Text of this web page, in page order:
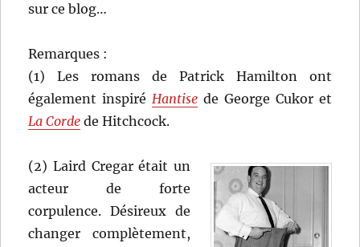
sur ce blog…
Remarques :
(1) Les romans de Patrick Hamilton ont
également inspiréHantise de George Cukor et
La Corde de Hitchcock.
(2) Laird Cregar était un
acteur de forte
corpulence. Désireux de
changer complètement,